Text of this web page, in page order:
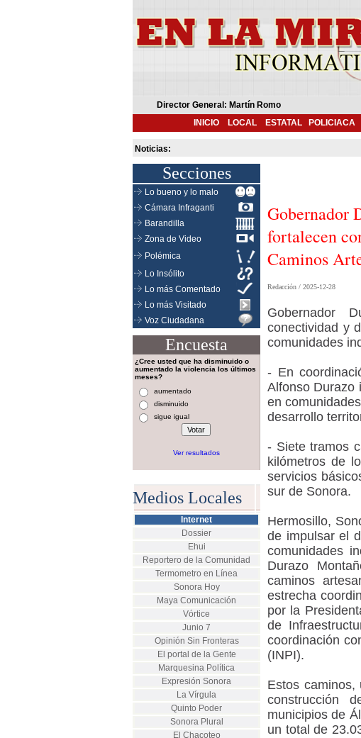
Director General: Martín Romo
INICIO
LOCAL ESTATAL POLICIACA
Noticias:
Secciones
Lo bueno y lo malo
Cámara Infraganti
Barandilla
Zona de Video
Polémica
Lo Insólito
Lo más Comentado
Lo más Visitado
Voz Ciudadana
Encuesta
¿Cree usted que ha disminuido o
aumentado la violencia los últimos
meses?
aumentado
disminuido
sigue igual
Ver resultados
Medios Locales
Internet
Dossier
Ehui
Reportero de la Comunidad
Termometro en Línea
Sonora Hoy
Maya Comunicación
Vórtice
Junio 7
Opinión Sin Fronteras
El portal de la Gente
Marquesina Política
Expresión Sonora
La Vírgula
Quinto Poder
Sonora Plural
El Chacoteo
Gobernador
fortalecen
Caminos
Redacción / 2025-12-28
Gobernador
conectividad y
comunidades
- En
Alfonso Durazo
en
desarrollo
- Siete tramos
kilómetros de
servicios
sur de Sonora.
Hermosillo,
de impulsar el
comunidades
Durazo
caminos
estrecha
por la
de
coordinación
(INPI).
Estos
construcción
municipios de
un total de